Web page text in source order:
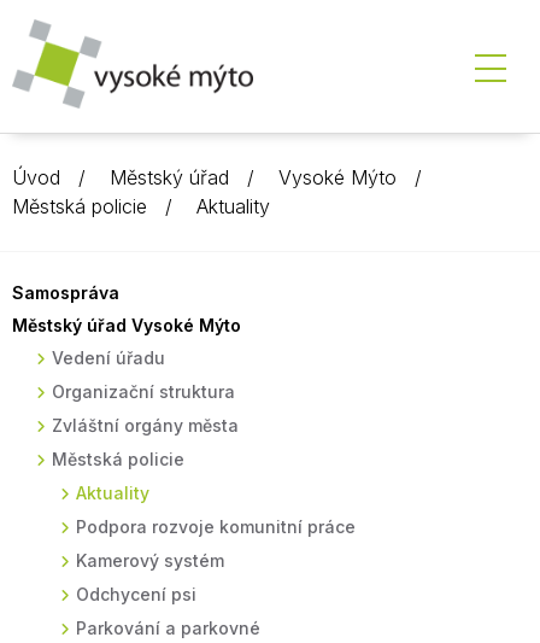
Úvod Městský úřad
Vysoké Mýto
Městská policie
Aktuality
Samospráva
Městský úřad Vysoké Mýto
Vedení úřadu
Organizační struktura
Zvláštní orgány města
Městská policie
Aktuality
Podpora rozvoje komunitní práce
Kamerový systém
Odchycení psi
Parkování a parkovné